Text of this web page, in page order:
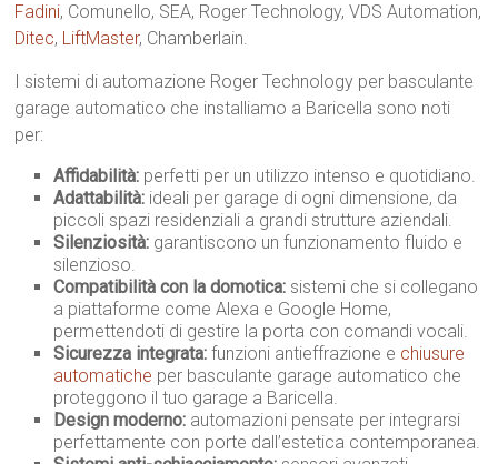
Fadini, Comunello, SEA, Roger Technology, VDS Automation,
Ditec, LiftMaster, Chamberlain.
I sistemi di automazione Roger Technology per basculante
garage automatico che installiamo a Baricella sono noti
per:
Affidabilità: perfetti per un utilizzo intenso e quotidiano.
Adattabilità: ideali per garage di ogni dimensione, da
piccoli spazi residenziali a grandi strutture aziendali.
Silenziosità: garantiscono un funzionamento fluido e
silenzioso.
Compatibilità con la domotica: sistemi che si collegano
a piattaforme come Alexa e Google Home,
permettendoti di gestire la porta con comandi vocali.
Sicurezza integrata: funzioni antieffrazione e chiusure
automatiche per basculante garage automatico che
proteggono il tuo garage a Baricella.
Design moderno: automazioni pensate per integrarsi
perfettamente con porte dall’estetica contemporanea.